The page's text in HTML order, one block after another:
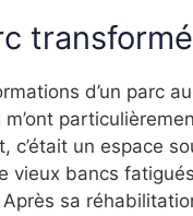
transformé
d’un parc
c’était un espace
vieux bancs
sa